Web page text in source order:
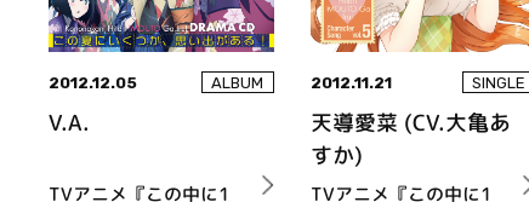
2012.12.05 ALBUM
V.A.
TVアニメ『この中に1
2012.11.21 SINGLE
天導愛菜 (CV.大亀あ
すか)
TVアニメ『この中に1